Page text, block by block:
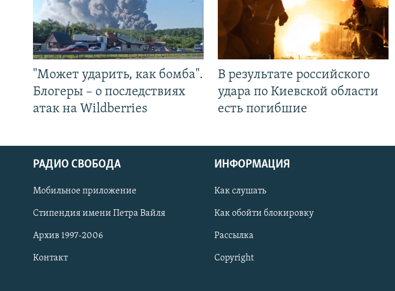
СОЦИАЛЬНЫЕ СЕТИ
"Может ударить, как бомба".
Блогеры – о последствиях
атак на Wildberries
В результате российского
удара по Киевской области
есть погибшие
РАДИО СВОБОДА
Мобильное приложение
Стипендия имени Петра Вайля
Архив 1997-2006
Контакт
ИНФОРМАЦИЯ
Как слушать
Как обойти блокировку
Рассылка
Copyright